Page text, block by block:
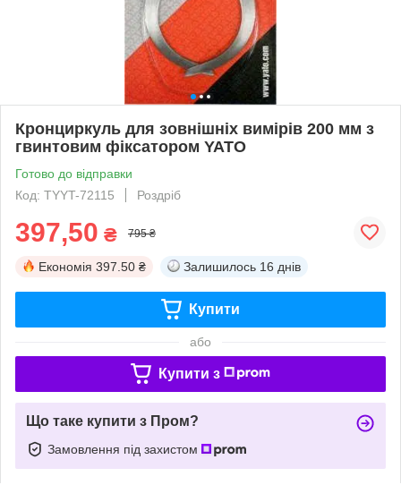
Кронциркуль для зовнішніх вимірів 200 мм з
гвинтовим фіксатором YATO
Готово до відправки
Код: TYYT-72115
Роздріб
397,50 ₴ 795 ₴
Економія 397.50 ₴ Залишилось 16 днів
Купити
або
Купити з
Що таке купити з Пром?
Замовлення під захистом